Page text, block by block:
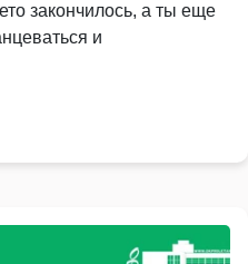
закончилось, а ты еще
и